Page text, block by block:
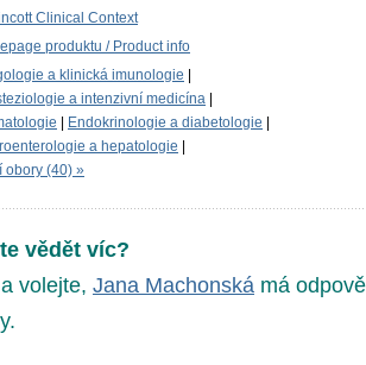
Clinical Context
produktu / Product info
a klinická imunologie
a intenzivní medicína
Endokrinologie a diabetologie
a hepatologie
obory (40) »
vědět víc?
volejte, Jana Machonská má